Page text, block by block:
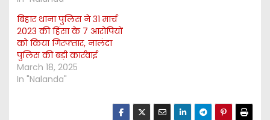
बिहार थाना पुलिस ने 31 मार्च
2023 की हिंसा के 7 आरोपियों
को किया गिरफ्तार, नालंदा
पुलिस की बड़ी कार्रवाई
March 18, 2025
In "Nalanda"